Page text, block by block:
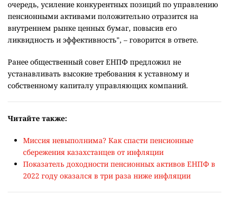
очередь, усиление конкурентных позиций по управлению
пенсионными активами положительно отразится на
внутреннем рынке ценных бумаг, повысив его
ликвидность и эффективность", – говорится в ответе.
Ранее общественный совет ЕНПФ предложил не
устанавливать высокие требования к уставному и
собственному капиталу управляющих компаний.
Читайте также:
Миссия невыполнима? Как спасти пенсионные
сбережения казахстанцев от инфляции
Показатель доходности пенсионных активов ЕНПФ в
2022 году оказался в три раза ниже инфляции